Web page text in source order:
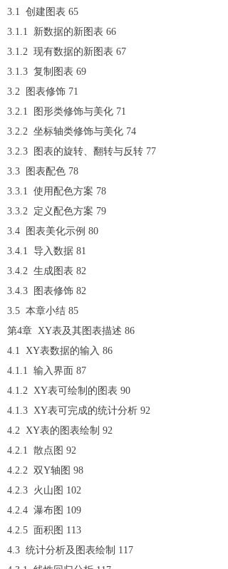
3.1 创建图表 65
3.1.1 新数据的新图表 66
3.1.2 现有数据的新图表 67
3.1.3 复制图表 69
3.2 图表修饰 71
3.2.1 图形类修饰与美化 71
3.2.2 坐标轴类修饰与美化 74
3.2.3 图表的旋转、翻转与反转 77
3.3 图表配色 78
3.3.1 使用配色方案 78
3.3.2 定义配色方案 79
3.4 图表美化示例 80
3.4.1 导入数据 81
3.4.2 生成图表 82
3.4.3 图表修饰 82
3.5 本章小结 85
第4章 XY表及其图表描述 86
4.1 XY表数据的输入 86
4.1.1 输入界面 87
4.1.2 XY表可绘制的图表 90
4.1.3 XY表可完成的统计分析 92
4.2 XY表的图表绘制 92
4.2.1 散点图 92
4.2.2 双Y轴图 98
4.2.3 火山图 102
4.2.4 瀑布图 109
4.2.5 面积图 113
4.3 统计分析及图表绘制 117